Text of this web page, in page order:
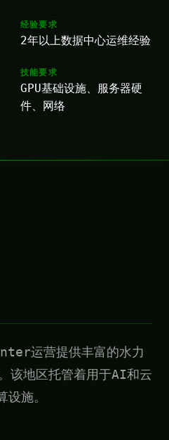
经验要求
2年以上数据中心运维经验
技能要求
GPU基础设施、服务器硬
件、网络
运营提供丰富的水力
该地区托管着用于AI和云
设施。